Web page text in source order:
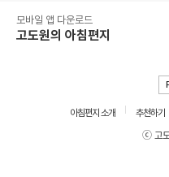
모바일 앱 다운로드
고도원의 아침편지
아침편지 소개 추천하기
ⓒ 고도